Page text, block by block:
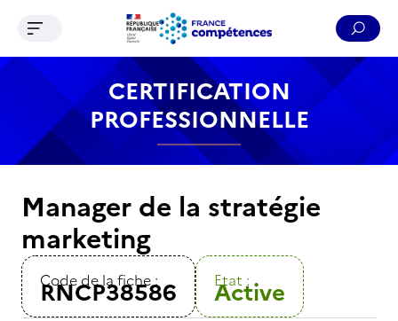
Contenu Recherche Menu Pied de page
Ouvrir le menu de navigation
CERTIFICATION
PROFESSIONNELLE
Manager de la stratégie
marketing
Code de la fiche :
RNCP38586 Etat :
Active